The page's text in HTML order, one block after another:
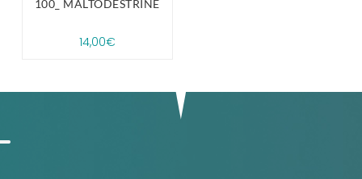
100_ MALTODESTRINE
14,00€